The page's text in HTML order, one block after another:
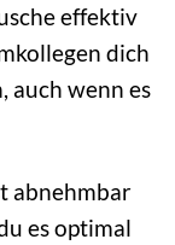
effektiv
dich
auch wenn es
abnehmbar
es optimal